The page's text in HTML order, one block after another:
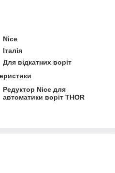
Nice
Італія
Для відкатних воріт
Редуктор Nice для
автоматики воріт THOR